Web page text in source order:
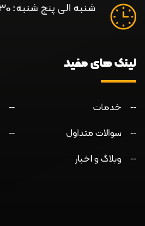
شنبه الی پنج شنبه: 9.30 تا 19.00
لینک های مفید
خدمات
سوالات متداول
وبلاگ و اخبار